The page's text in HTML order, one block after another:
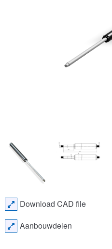
Download CAD file
Aanbouwdelen